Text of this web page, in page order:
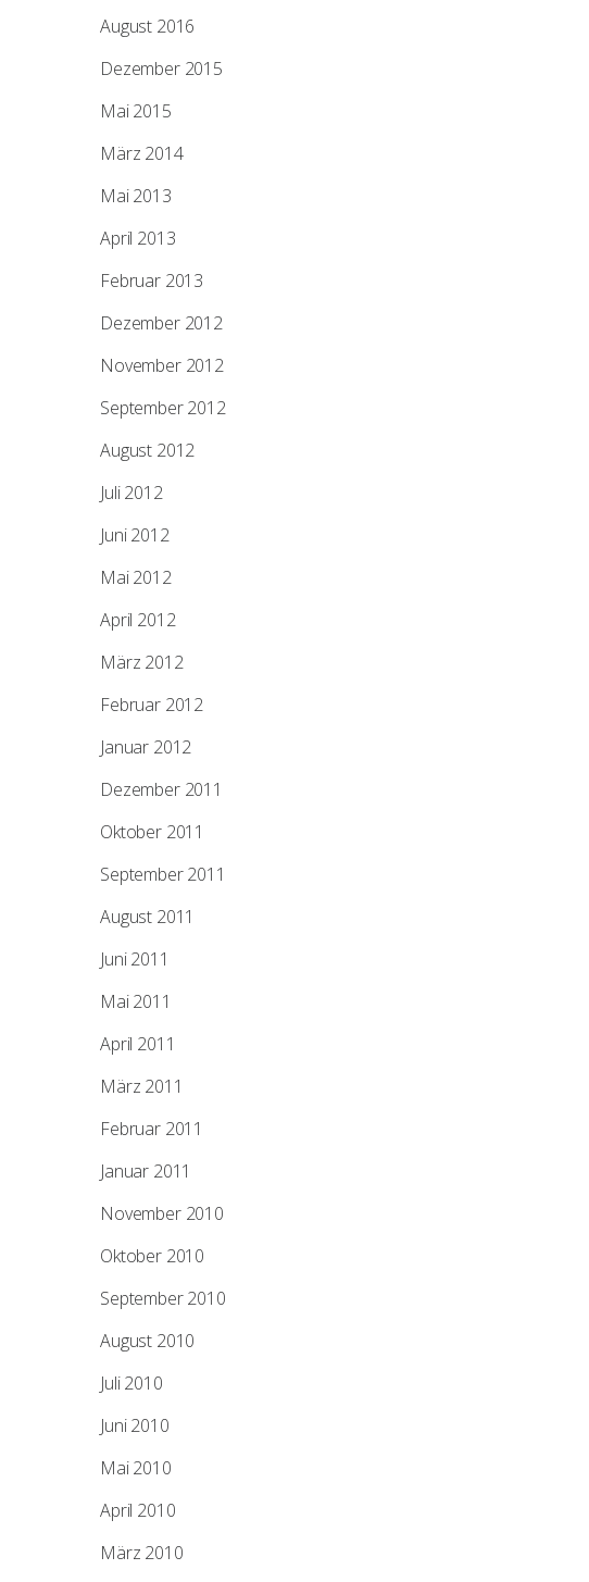
August 2016
Dezember 2015
Mai 2015
März 2014
Mai 2013
April 2013
Februar 2013
Dezember 2012
November 2012
September 2012
August 2012
Juli 2012
Juni 2012
Mai 2012
April 2012
März 2012
Februar 2012
Januar 2012
Dezember 2011
Oktober 2011
September 2011
August 2011
Juni 2011
Mai 2011
April 2011
März 2011
Februar 2011
Januar 2011
November 2010
Oktober 2010
September 2010
August 2010
Juli 2010
Juni 2010
Mai 2010
April 2010
März 2010